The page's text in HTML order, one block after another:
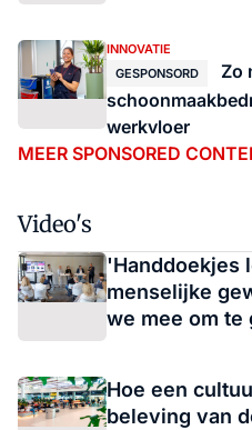
INNOVATIE
GESPONSORD
Zo
werkvloer
MEER SPONSORED
Video's
'Handdoekjes
menselijke
we mee om te
Hoe een
beleving van